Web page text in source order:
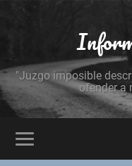
"Juzgo imposible
ofender a